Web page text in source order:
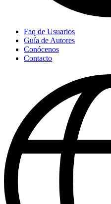
Faq de Usuarios
Guía de Autores
Conócenos
Contacto